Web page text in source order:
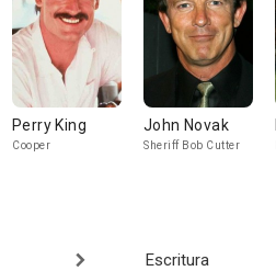
Perry King
Cooper
John Novak
Sheriff Bob Cutter
Escritura